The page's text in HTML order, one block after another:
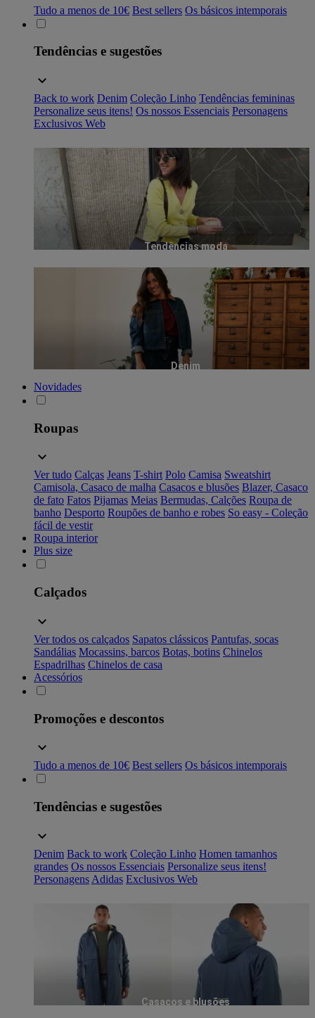
Tudo a menos de 10€ Best sellers Os básicos intemporais
Tendências e sugestões
Back to work Denim Coleção Linho Tendências femininas
Personalize seus itens! Os nossos Essenciais Personagens
Exclusivos Web
Tendências moda
Denim
Novidades
Roupas
Ver tudo Calças Jeans T-shirt Polo Camisa Sweatshirt
Camisola, Casaco de malha Casacos e blusões Blazer, Casaco
de fato Fatos Pijamas Meias Bermudas, Calções Roupa de
banho Desporto Roupões de banho e robes So easy - Coleção
fácil de vestir
Roupa interior
Plus size
Calçados
Ver todos os calçados Sapatos clássicos Pantufas, socas
Sandálias Mocassins, barcos Botas, botins Chinelos
Espadrilhas Chinelos de casa
Acessórios
Promoções e descontos
Tudo a menos de 10€ Best sellers Os básicos intemporais
Tendências e sugestões
Denim Back to work Coleção Linho Homen tamanhos
grandes Os nossos Essenciais Personalize seus itens!
Personagens Adidas Exclusivos Web
Casacos e blusões